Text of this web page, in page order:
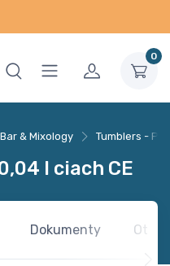
0
Bar & Mixology Tumblers -
l ciach CE
Dokumenty